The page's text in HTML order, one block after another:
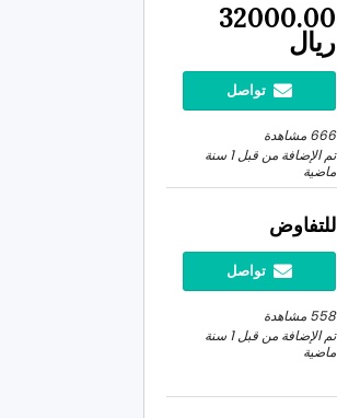
32000.00
ريال
تواصل
666 مشاهدة
تم الإضافة من قبل 1 سنة
ماضية
للتفاوض
تواصل
558 مشاهدة
تم الإضافة من قبل 1 سنة
ماضية